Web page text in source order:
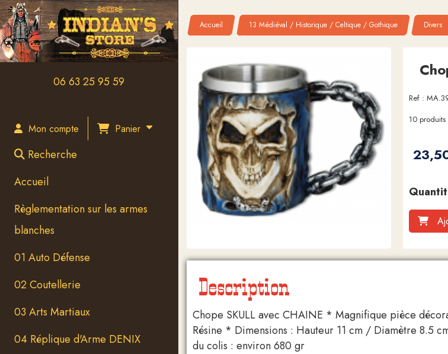
06 63 25 95 59
Mon compte Panier
Recherche
Accueil
Règlementation sur les armes
blanches
01 Auto Défense
02 Coutellerie
03 Arts Martiaux
04 Réplique d'Arme DENIX
Accueil 13 Médiéval / Historique / Celtique / Gothique Divers
Ref :
10
Description
Chope SKULL avec CHAINE * Magnifique pièce
Résine * Dimensions : Hauteur 11 cm / Diamètre 8.5
du colis : environ 680 gr
Panneau de gestion des cookies